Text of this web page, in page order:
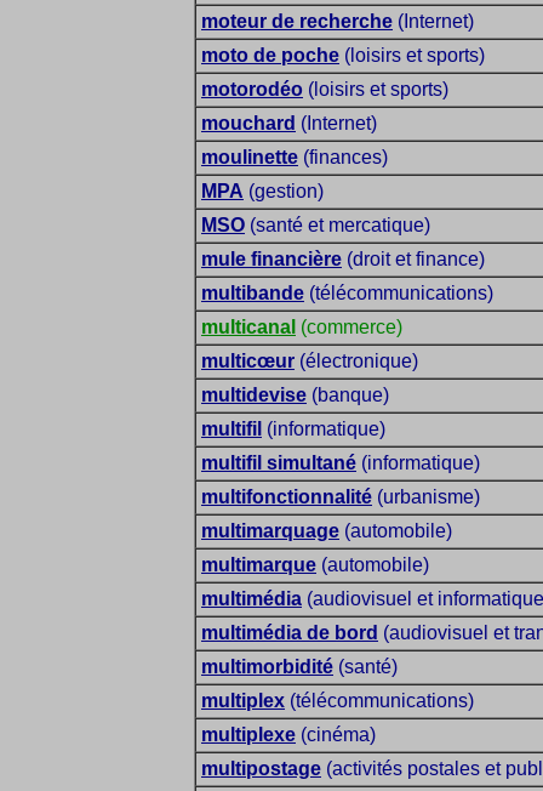
moteur de recherche (Internet)
moto de poche (loisirs et sports)
motorodéo (loisirs et sports)
mouchard (Internet)
moulinette (finances)
MPA (gestion)
MSO (santé et mercatique)
mule financière (droit et finance)
multibande (télécommunications)
multicanal (commerce)
multicœur (électronique)
multidevise (banque)
multifil (informatique)
multifil simultané (informatique)
multifonctionnalité (urbanisme)
multimarquage (automobile)
multimarque (automobile)
multimédia (audiovisuel et
multimédia de bord (audiovisuel et
multimorbidité (santé)
multiplex (télécommunications)
multiplexe (cinéma)
multipostage (activités postales et